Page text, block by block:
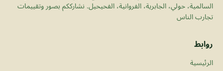
السالمية، حولي، الجابرية، الفروانية، الفحيحيل. نشارككم بصور وتقييمات
تجارب الناس
روابط
الرئيسية